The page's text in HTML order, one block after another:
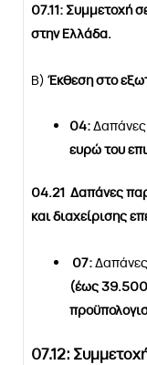
07.11: Συμμετοχή
στην Ελλάδα.
B) Έκθεση στο
04:
ευρώ του
04.21 Δαπάνες
και διαχείρισης
07:
(έως 39.500
07.12: